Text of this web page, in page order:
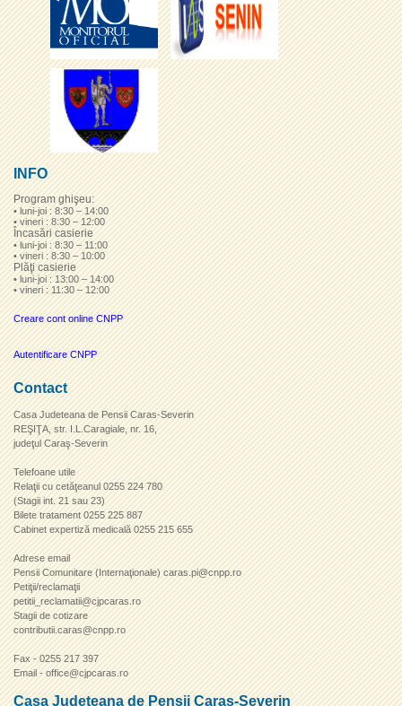
INFO
Program ghişeu:
• luni-joi : 8:30 – 14:00
• vineri : 8:30 – 12:00
Încasări casierie
• luni-joi : 8:30 – 11:00
• vineri : 8:30 – 10:00
Plăţi casierie
• luni-joi : 13:00 – 14:00
• vineri : 11:30 – 12:00
Creare cont online CNPP
Autentificare CNPP
Contact
Casa Judeteana de Pensii Caras-Severin
REŞIŢA, str. I.L.Caragiale, nr. 16,
judeţul Caraş-Severin
Telefoane utile
Relaţii cu cetăţeanul 0255 224 780
(Stagii int. 21 sau 23)
Bilete tratament 0255 225 887
Cabinet expertiză medicală 0255 215 655
Adrese email
Pensii Comunitare (Internaţionale) caras.pi@cnpp.ro
Petiţii/reclamaţii
petitii_reclamatii@cjpcaras.ro
Stagii de cotizare
contributii.caras@cnpp.ro
Fax - 0255 217 397
Email - office@cjpcaras.ro
Casa Judeteana de Pensii Caras-Severin